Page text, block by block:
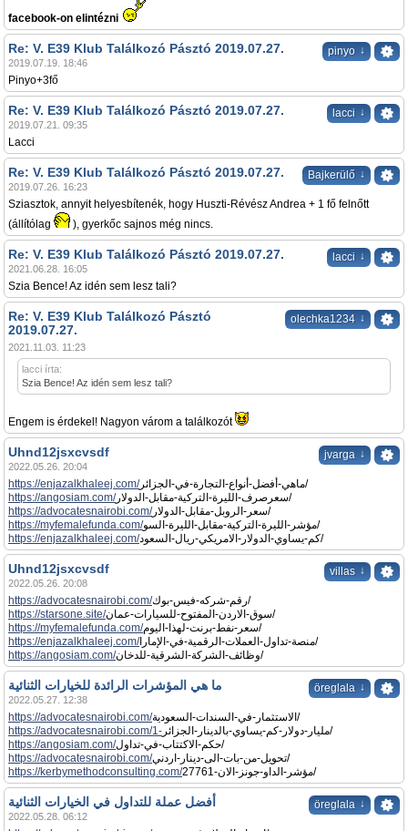
facebook-on elintézni
pinyo ↓
Re: V. E39 Klub Találkozó Pásztó 2019.07.27.
2019.07.19. 18:46
Pinyo+3fő
lacci ↓
Re: V. E39 Klub Találkozó Pásztó 2019.07.27.
2019.07.21. 09:35
Lacci
Bajkerülő ↓
Re: V. E39 Klub Találkozó Pásztó 2019.07.27.
2019.07.26. 16:23
Sziasztok, annyit helyesbítenék, hogy Huszti-Révész Andrea + 1 fő felnőtt
(állítólag
), gyerkőc sajnos még nincs.
lacci ↓
Re: V. E39 Klub Találkozó Pásztó 2019.07.27.
2021.06.28. 16:05
Szia Bence! Az idén sem lesz tali?
olechka1234 ↓
Re: V. E39 Klub Találkozó Pásztó
2019.07.27.
2021.11.03. 11:23
lacci írta:
Szia Bence! Az idén sem lesz tali?
Engem is érdekel! Nagyon várom a találkozót
jvarga ↓
Uhnd12jsxcvsdf
2022.05.26. 20:04
https://enjazalkhaleej.com/
ماهي-أفضل-أنواع-التجارة-في-الجزائر/
https://angosiam.com/
سعرصرف-الليرة-التركية-مقابل-الدولار/
https://advocatesnairobi.com/
سعر-الروبل-مقابل-الدولار/
https://myfemalefunda.com/
مؤشر-الليرة-التركية-مقابل-الليرة-السو/
https://enjazalkhaleej.com/
كم-يساوي-الدولار-الامريكي-ريال-السعود/
villas ↓
Uhnd12jsxcvsdf
2022.05.26. 20:08
https://advocatesnairobi.com/
رقم-شركه-فيس-بوك/
https://starsone.site/
سوق-الاردن-المفتوح-للسيارات-عمان/
https://myfemalefunda.com/
سعر-نفط-برنت-لهذا-اليوم/
https://enjazalkhaleej.com/
منصة-تداول-العملات-الرقمية-في-الإمارا/
https://angosiam.com/
وظائف-الشركة-الشرقية-للدخان/
öreglala ↓ ما هي المؤشرات الرائدة للخيارات الثنائية
2022.05.27. 12:38
https://advocatesnairobi.com/
الاستثمار-في-السندات-السعودية/
https://advocatesnairobi.com/1-
مليار-دولار-كم-يساوي-بالدينار-الجزائر/
https://angosiam.com/
حكم-الاكتتاب-في-تداول/
https://advocatesnairobi.com/
تحويل-من-بات-الى-دينار-اردني/
https://kerbymethodconsulting.com/
مؤشر-الداو-جونز-الان-27761/
öreglala ↓ أفضل عملة للتداول في الخيارات الثنائية
2022.05.28. 06:12